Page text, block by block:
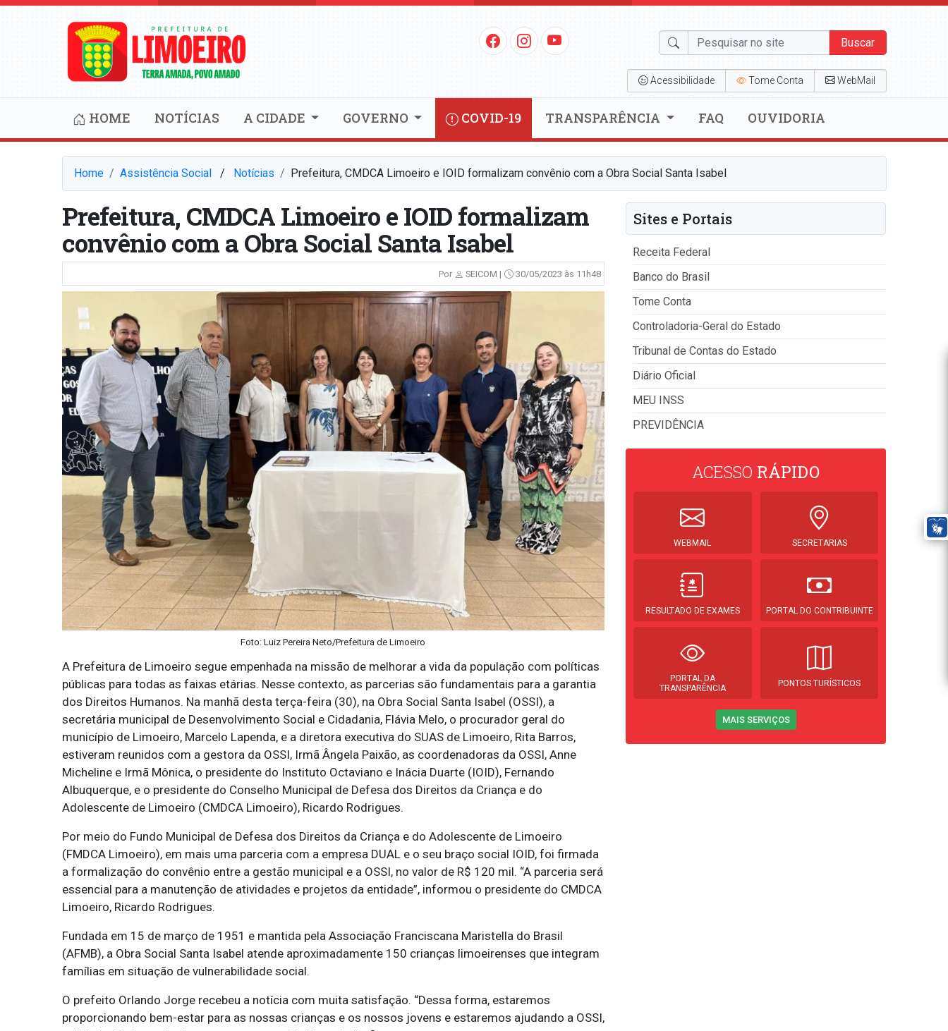
Buscar
Acessibilidade Tome Conta WebMail
HOME NOTÍCIAS A CIDADE GOVERNO COVID-19 TRANSPARÊNCIA FAQ OUVIDORIA
Home Assistência Social ⠀/⠀ Notícias Prefeitura, CMDCA Limoeiro e IOID formalizam convênio com a Obra Social Santa Isabel
Prefeitura, CMDCA Limoeiro e IOID formalizam
convênio com a Obra Social Santa Isabel
Por SEICOM | 30/05/2023 às 11h48
Foto: Luiz Pereira Neto/Prefeitura de Limoeiro
A Prefeitura de Limoeiro segue empenhada na missão de melhorar a vida da população com políticas
públicas para todas as faixas etárias. Nesse contexto, as parcerias são fundamentais para a garantia
dos Direitos Humanos. Na manhã desta terça-feira (30), na Obra Social Santa Isabel (OSSI), a
secretária municipal de Desenvolvimento Social e Cidadania, Flávia Melo, o procurador geral do
município de Limoeiro, Marcelo Lapenda, e a diretora executiva do SUAS de Limoeiro, Rita Barros,
estiveram reunidos com a gestora da OSSI, Irmã Ângela Paixão, as coordenadoras da OSSI, Anne
Micheline e Irmã Mônica, o presidente do Instituto Octaviano e Inácia Duarte (IOID), Fernando
Albuquerque, e o presidente do Conselho Municipal de Defesa dos Direitos da Criança e do
Adolescente de Limoeiro (CMDCA Limoeiro), Ricardo Rodrigues.
Por meio do Fundo Municipal de Defesa dos Direitos da Criança e do Adolescente de Limoeiro
(FMDCA Limoeiro), em mais uma parceria com a empresa DUAL e o seu braço social IOID, foi firmada
a formalização do convênio entre a gestão municipal e a OSSI, no valor de R$ 120 mil. “A parceria será
essencial para a manutenção de atividades e projetos da entidade”, informou o presidente do CMDCA
Limoeiro, Ricardo Rodrigues.
Fundada em 15 de março de 1951 e mantida pela Associação Franciscana Maristella do Brasil
(AFMB), a Obra Social Santa Isabel atende aproximadamente 150 crianças limoeirenses que integram
famílias em situação de vulnerabilidade social.
O prefeito Orlando Jorge recebeu a notícia com muita satisfação. “Dessa forma, estaremos
proporcionando bem-estar para as nossas crianças e os nossos jovens e estaremos ajudando a OSSI,
Sites e Portais
Receita Federal
Banco do Brasil
Tome Conta
Controladoria-Geral do Estado
Tribunal de Contas do Estado
Diário Oficial
MEU INSS
PREVIDÊNCIA
ACESSO RÁPIDO
WEBMAIL SECRETARIAS
RESULTADO DE EXAMES PORTAL DO CONTRIBUINTE
PORTAL DA
TRANSPARÊNCIA
PONTOS TURÍSTICOS
MAIS SERVIÇOS